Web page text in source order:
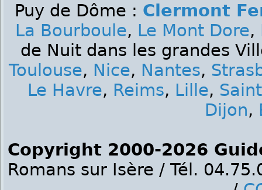
Puy de Dôme : Clermont
La Bourboule, Le Mont Dore,
de Nuit dans les grandes
Toulouse, Nice, Nantes,
Le Havre, Reims, Lille,
Dijon,
Copyright 2000-2026
Romans sur Isère / Tél.